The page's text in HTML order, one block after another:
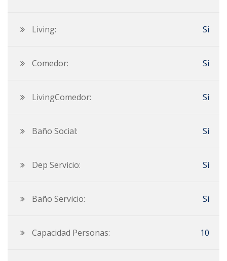
Living: Si
Comedor: Si
LivingComedor: Si
Baño Social: Si
Dep Servicio: Si
Baño Servicio: Si
Capacidad Personas: 10